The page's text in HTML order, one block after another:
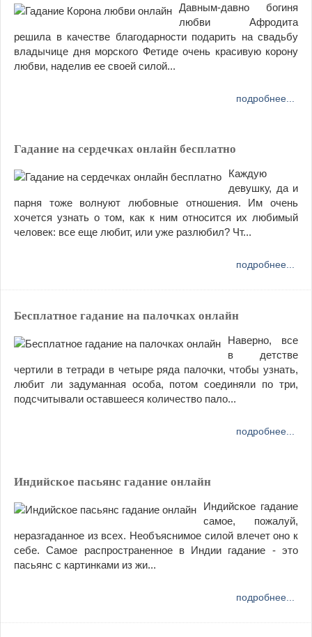
Давным-давно богиня
любви Афродита
решила в качестве благодарности подарить на свадьбу
владычице дня морского Фетиде очень красивую корону
любви, наделив ее своей силой...
подробнее...
Гадание на сердечках онлайн бесплатно
Каждую
девушку, да и
парня тоже волнуют любовные отношения. Им очень
хочется узнать о том, как к ним относится их любимый
человек: все еще любит, или уже разлюбил? Чт...
подробнее...
Бесплатное гадание на палочках онлайн
Наверно, все
в детстве
чертили в тетради в четыре ряда палочки, чтобы узнать,
любит ли задуманная особа, потом соединяли по три,
подсчитывали оставшееся количество пало...
подробнее...
Индийское пасьянс гадание онлайн
Индийское гадание
самое, пожалуй,
неразгаданное из всех. Необъяснимое силой влечет оно к
себе. Самое распространенное в Индии гадание - это
пасьянс с картинками из жи...
подробнее...